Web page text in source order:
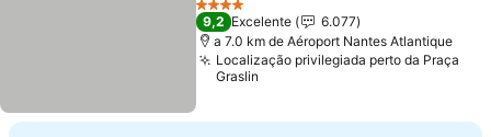
4 Estrelas
9,2 Excelente
6.077
a 7.0 km de Aéroport Nantes Atlantique
Localização privilegiada perto da Praça
Graslin